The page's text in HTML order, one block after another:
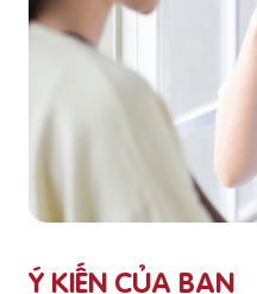
Ý KIẾN CỦA BẠN